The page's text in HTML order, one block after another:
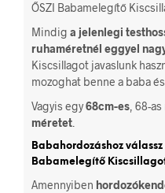
ŐSZI Babamelegítő
Mindig a jelenlegi
ruhaméretnél eggyel
Kiscsillagot javaslunk
mozoghat benne a baba
Vagyis egy68cm-es, 68-
méretet.
Babahordozáshoz
Babamelegítő
Amennyiben